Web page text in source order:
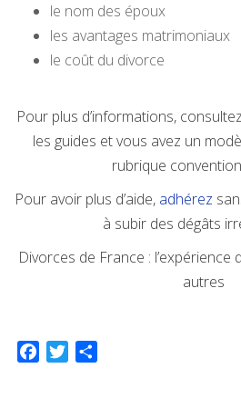
le nom des époux
les avantages matrimoniaux
le coût du divorce
Pour plus d’informations,
les guides et vous avez un
rubrique
Pour avoir plus d’aide, adhérez
à subir des dégâts
Divorces de France : l’expérience
autres
Facebook
Twitter